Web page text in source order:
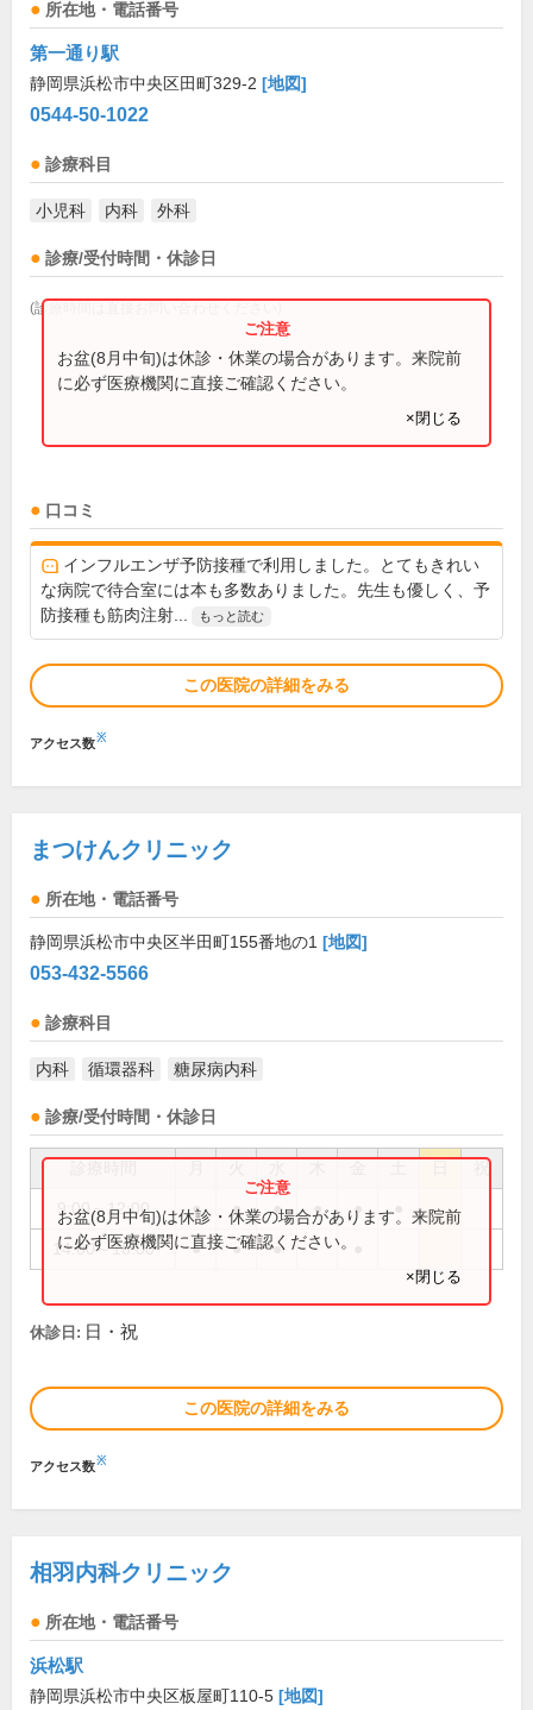
所在地・電話番号
第一通り駅
静岡県浜松市中央区田町329-2 [地図]
0544-50-1022
診療科目
小児科 内科 外科
診療/受付時間・休診日
(診療時間は直接お問い合わせください)
お盆(8月中旬)は休診・休業の場合があります。来院前
に必ず医療機関に直接ご確認ください。
×閉じる
口コミ
インフルエンザ予防接種で利用しました。とてもきれい
な病院で待合室には本も多数ありました。先生も優しく、予
防接種も筋肉注射...
もっと読む
この医院の詳細をみる
アクセス数※
まつけんクリニック
所在地・電話番号
静岡県浜松市中央区半田町155番地の1 [地図]
053-432-5566
診療科目
内科 循環器科 糖尿病内科
診療/受付時間・休診日
祝
9:00～12:00 ● ● ● ● ●
14:00～18:00 ● ● ●
お盆(8月中旬)は休診・休業の場合があります。来院前
に必ず医療機関に直接ご確認ください。
×閉じる
休診日: 日・祝
この医院の詳細をみる
アクセス数※
相羽内科クリニック
所在地・電話番号
浜松駅
静岡県浜松市中央区板屋町110-5 [地図]